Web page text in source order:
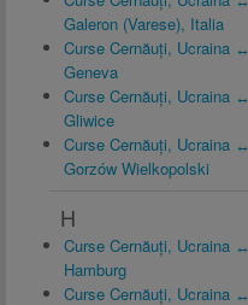
Galeron (Varese), Italia
Curse Cernăuți, Ucraina ↔
Geneva
Curse Cernăuți, Ucraina ↔
Gliwice
Curse Cernăuți, Ucraina ↔
Gorzów Wielkopolski
H
Curse Cernăuți, Ucraina ↔
Hamburg
Curse Cernăuți, Ucraina ↔